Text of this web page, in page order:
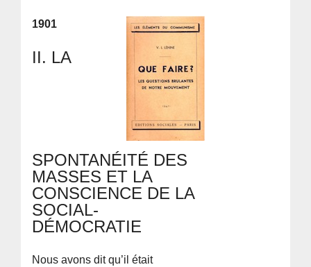
1901
II. LA
SPONTANÉITÉ DES
MASSES ET LA
CONSCIENCE DE LA
SOCIAL-
DÉMOCRATIE
Nous avons dit qu’il était